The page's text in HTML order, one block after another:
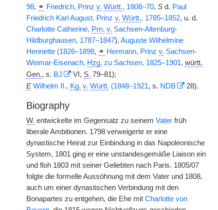
98, ⚭ Friedrich, Prinz v. Württ., 1808–70, S d. Paul
Friedrich Karl August, Prinz v. Württ., 1785–1852, u. d.
Charlotte Catherine, Prn. v. Sachsen-Altenburg-
Hildburghausen, 1787–1847), Auguste Wilhelmine
Henriette (1826–1898, ⚭ Hermann, Prinz v. Sachsen-
Weimar-Eisenach, Hzg. zu Sachsen, 1825–1901, württ.
Gen., s. BJ VI, S. 79–81);
E Wilhelm II., Kg. v. Württ. (1848–1921, s. NDB 28).
Biography
W. entwickelte im Gegensatz zu seinem Vater früh
liberale Ambitionen. 1798 verweigerte er eine
dynastische Heirat zur Einbindung in das Napoleonische
System, 1801 ging er eine unstandesgemäße Liaison ein
und floh 1803 mit seiner Geliebten nach Paris. 1805/07
folgte die formelle Aussöhnung mit dem Vater und 1808,
auch um einer dynastischen Verbindung mit den
Bonapartes zu entgehen, die Ehe mit Charlotte von